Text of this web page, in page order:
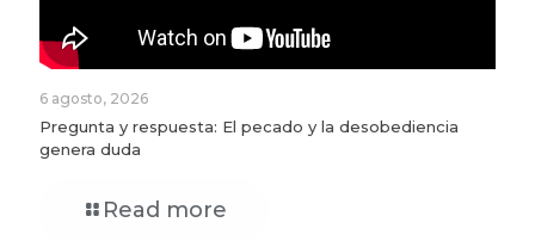
6 agosto, 2026
Pregunta y respuesta: El pecado y la desobediencia
genera duda
Read more